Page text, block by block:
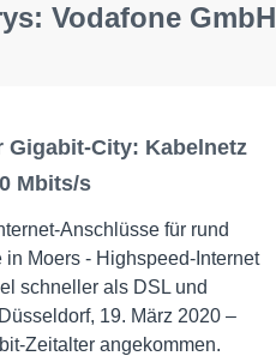
Vodafone GmbH
Gigabit-City: Kabelnetz
Mbits/s
Anschlüsse für rund
Moers - Highspeed-Internet
schneller als DSL und
19. März 2020 –
Zeitalter angekommen.